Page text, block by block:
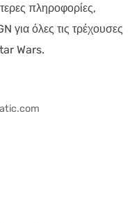
πληροφορίες,
για όλες τις τρέχουσες
Wars.